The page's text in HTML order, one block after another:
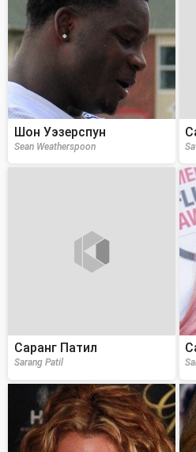
Шон Уэзерспун
Sean Weatherspoon
Саранг Патил
Sarang Patil